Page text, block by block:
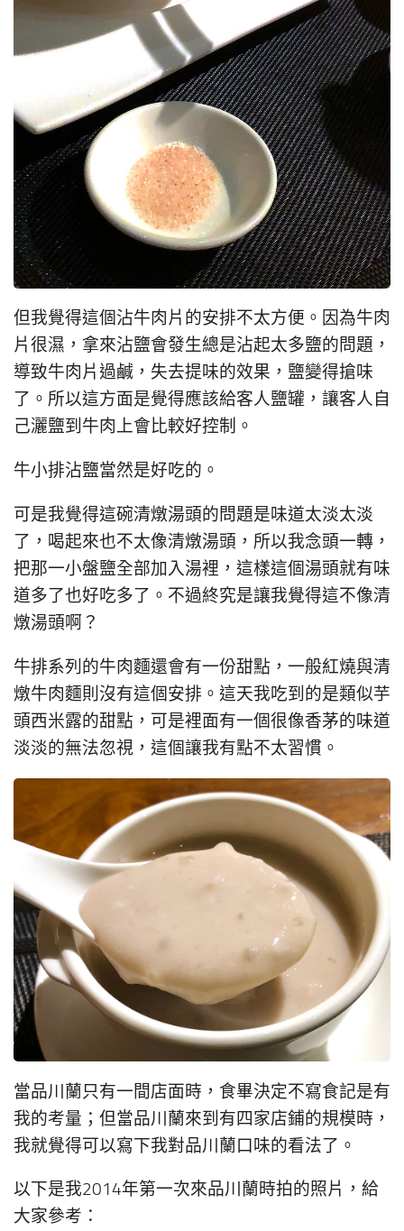
但我覺得這個沾牛肉片的安排不太方便。因為牛肉
片很濕，拿來沾鹽會發生總是沾起太多鹽的問題，
導致牛肉片過鹹，失去提味的效果，鹽變得搶味
了。所以這方面是覺得應該給客人鹽罐，讓客人自
己灑鹽到牛肉上會比較好控制。
牛小排沾鹽當然是好吃的。
可是我覺得這碗清燉湯頭的問題是味道太淡太淡
了，喝起來也不太像清燉湯頭，所以我念頭一轉，
把那一小盤鹽全部加入湯裡，這樣這個湯頭就有味
道多了也好吃多了。不過終究是讓我覺得這不像清
燉湯頭啊？
牛排系列的牛肉麵還會有一份甜點，一般紅燒與清
燉牛肉麵則沒有這個安排。這天我吃到的是類似芋
頭西米露的甜點，可是裡面有一個很像香茅的味道
淡淡的無法忽視，這個讓我有點不太習慣。
當品川蘭只有一間店面時，食畢決定不寫食記是有
我的考量；但當品川蘭來到有四家店鋪的規模時，
我就覺得可以寫下我對品川蘭口味的看法了。
以下是我2014年第一次來品川蘭時拍的照片，給
大家參考：